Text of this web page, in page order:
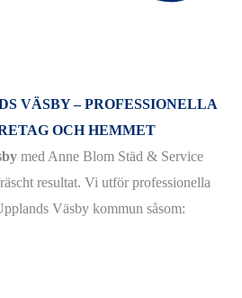
VÄSBY – PROFESSIONELLA
OCH HEMMET
med Anne Blom Städ & Service
resultat. Vi utför professionella
Väsby kommun såsom: